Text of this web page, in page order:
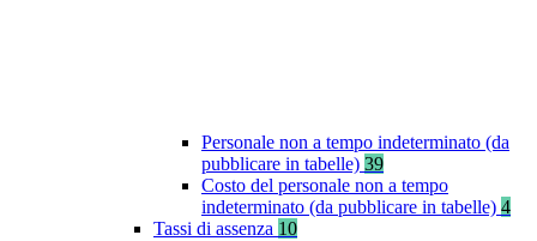
Personale non a tempo indeterminato (da
pubblicare in tabelle) 39
Costo del personale non a tempo
indeterminato (da pubblicare in tabelle) 4
Tassi di assenza 10